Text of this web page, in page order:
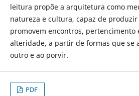
leitura propõe a arquitetura como
natureza e cultura, capaz de produzir
promovem encontros, pertencimento
alteridade, a partir de formas que se
outro e ao porvir.
PDF